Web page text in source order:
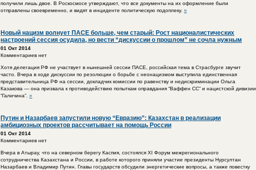
получили лишь двое. В Роскосмосе утверждают, что все документы на их оформление были
отправлены своевременно, и видят в инциденте политическую подоплеку. »
Новый нацизм волнует ПАСЕ больше, чем старый: Рост националистических
настроений сессия осудила, но вести “дискуссии о прошлом” не сочла нужным
01 Окт 2014
Комментариев нет
Хотя делегация РФ не участвует в нынешней сессии ПАСЕ, российская тема в Страсбурге звучит
часто. Вчера в ходе дискуссии по резолюции о борьбе с неонацизмом выступила единственная
представительница РФ на сессии, докладчик комиссии по равенству и недискриминации Ольга
Казакова — она призвала к противодействию попыткам оправдания “Ваффен СС” и нацистской дивизии
“Галичина”. »
Путин и Назарбаев запустили новую “Евразию”: Казахстан в реализации
амбициозных проектов рассчитывает на помощь России
01 Окт 2014
Комментариев нет
Вчера в Атырау, что на северном берегу Каспия, состоялся XI Форум межрегионального
сотрудничества Казахстана и России, в работе которого приняли участие президенты Нурсултан
Назарбаев и Владимир Путин. Главы государств обсудили энергетические вопросы, а также повестку